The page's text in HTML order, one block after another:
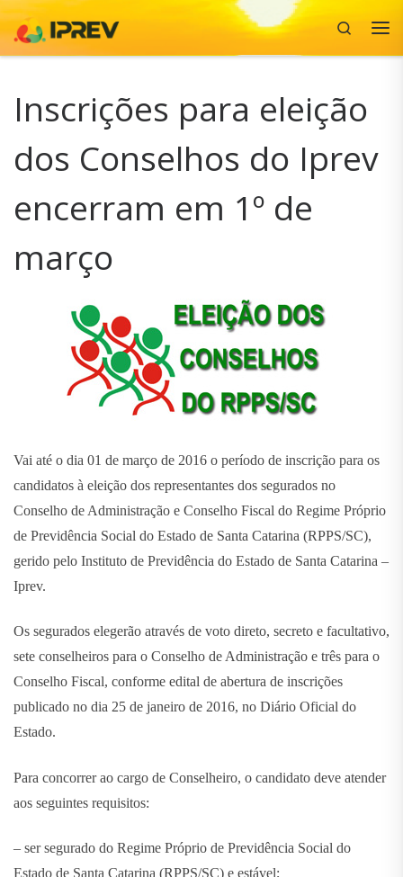
Skip to content
Search
Inscrições para eleição
dos Conselhos do Iprev
encerram em 1º de
março
Vai até o dia 01 de março de 2016 o período de inscrição para os
candidatos à eleição dos representantes dos segurados no
Conselho de Administração e Conselho Fiscal do Regime Próprio
de Previdência Social do Estado de Santa Catarina (RPPS/SC),
gerido pelo Instituto de Previdência do Estado de Santa Catarina –
Iprev.
Os segurados elegerão através de voto direto, secreto e facultativo,
sete conselheiros para o Conselho de Administração e três para o
Conselho Fiscal, conforme edital de abertura de inscrições
publicado no dia 25 de janeiro de 2016, no Diário Oficial do
Estado.
Para concorrer ao cargo de Conselheiro, o candidato deve atender
aos seguintes requisitos:
– ser segurado do Regime Próprio de Previdência Social do
Estado de Santa Catarina (RPPS/SC) e estável;